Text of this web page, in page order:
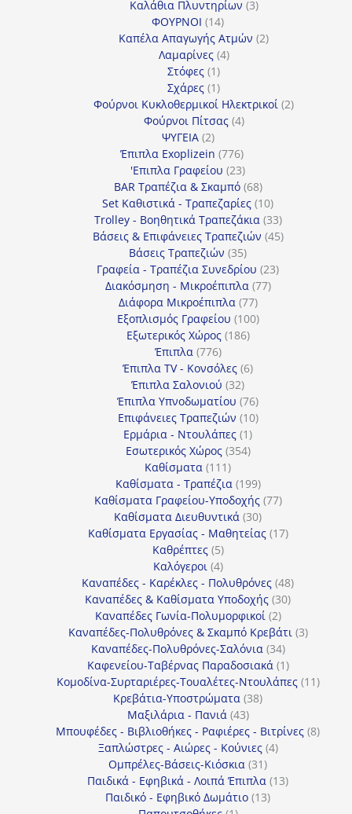
Καλάθια Πλυντηρίων 33
ΦΟΥΡΝΟΙ 1414
προϊόντα
Καπέλα Απαγωγής Ατμών 22
Λαμαρίνες 44
Στόφες 11
προϊόν
Σχάρες 11
προϊόν
Φούρνοι Κυκλοθερμικοί Ηλεκτρικοί 22
Φούρνοι Πίτσας 44
ΨΥΓΕΙΑ 22
προϊόντα
Έπιπλα Exoplizein 776776
προϊόντα
'Επιπλα Γραφείου 2323
προϊόντα
BAR Τραπέζια & Σκαμπό 6868
προϊόντα
Set Καθιστικά - Τραπεζαρίες 1010
προϊόντα
Trolley - Βοηθητικά Τραπεζάκια 3333
προϊόντα
Βάσεις & Επιφάνειες Τραπεζιών 4545
Βάσεις Τραπεζιών 3535
προϊόντα
Γραφεία - Τραπέζια Συνεδρίου 2323
Διακόσμηση - Μικροέπιπλα 7777
Διάφορα Μικροέπιπλα 7777
προϊόντα
Εξοπλισμός Γραφείου 100100
Εξωτερικός Χώρος 186186
Έπιπλα 776776
προϊόντα
Έπιπλα TV - Κονσόλες 66
Έπιπλα Σαλονιού 3232
προϊόντα
Έπιπλα Υπνοδωματίου 7676
προϊόντα
Επιφάνειες Τραπεζιών 1010
Ερμάρια - Ντουλάπες 11
προϊόν
Εσωτερικός Χώρος 354354
Καθίσματα 111111
προϊόντα
Καθίσματα - Τραπέζια 199199
προϊόντα
Καθίσματα Γραφείου-Υποδοχής 7777
Καθίσματα Διευθυντικά 3030
προϊόντα
Καθίσματα Εργασίας - Μαθητείας 1717
Καθρέπτες 55
προϊόντα
Καλόγεροι 44
προϊόντα
Καναπέδες - Καρέκλες - Πολυθρόνες 4848
προϊόντα
Καναπέδες & Καθίσματα Υποδοχής 3030
Καναπέδες Γωνία-Πολυμορφικοί 22
προϊόντα
Καναπέδες-Πολυθρόνες & Σκαμπό Κρεβάτι 33
Καναπέδες-Πολυθρόνες-Σαλόνια 3434
προϊόντα
Καφενείου-Ταβέρνας Παραδοσιακά 11
προϊόν
Κομοδίνα-Συρταριέρες-Τουαλέτες-Ντουλάπες 1111
Κρεβάτια-Υποστρώματα 3838
Μαξιλάρια - Πανιά 4343
προϊόντα
Μπουφέδες - Βιβλιοθήκες - Ραφιέρες - Βιτρίνες 88
Ξαπλώστρες - Αιώρες - Κούνιες 44
Ομπρέλες-Βάσεις-Κιόσκια 3131
προϊόντα
Παιδικά - Εφηβικά - Λοιπά Έπιπλα 1313
Παιδικό - Εφηβικό Δωμάτιο 1313